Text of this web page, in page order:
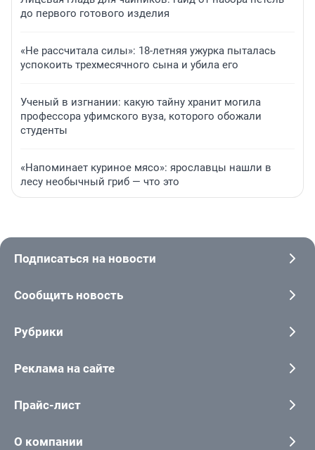
до первого готового изделия
«Не рассчитала силы»: 18-летняя ужурка пыталась
успокоить трехмесячного сына и убила его
Ученый в изгнании: какую тайну хранит могила
профессора уфимского вуза, которого обожали
студенты
«Напоминает куриное мясо»: ярославцы нашли в
лесу необычный гриб — что это
Подписаться на новости
Сообщить новость
Рубрики
Реклама на сайте
Прайс-лист
О компании